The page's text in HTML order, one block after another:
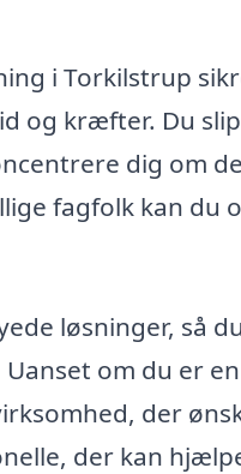
i Torkilstrup
og kræfter. Du
dig om
fagfolk kan du
løsninger, så
om du er
der
der kan